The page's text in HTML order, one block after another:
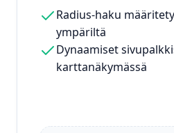
Radius-haku
ympäriltä
Dynaamiset
karttanäkymässä